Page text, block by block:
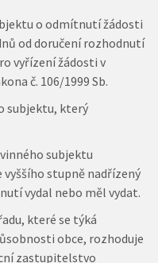
o odmítnutí žádosti
od doručení rozhodnutí
vyřízení žádosti v
č. 106/1999 Sb.
subjektu, který
subjektu
stupně nadřízený
vydal nebo měl vydat.
které se týká
obce, rozhoduje
zastupitelstvo